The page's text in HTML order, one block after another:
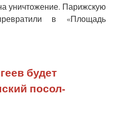
уничтожение. Парижскую
в «Площадь
будет
посол-